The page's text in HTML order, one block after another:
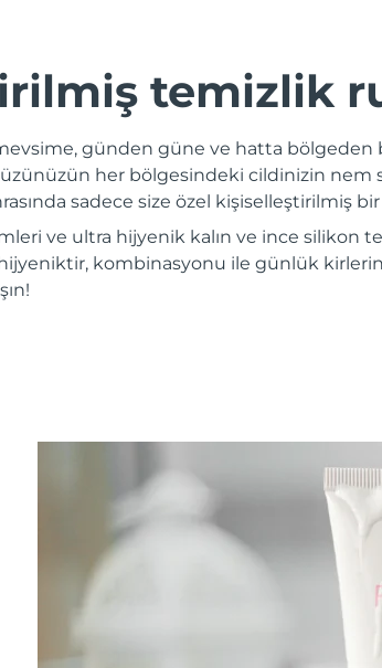
temizlik
günden güne ve hatta bölgeden
her bölgesindeki cildinizin nem
sadece size özel kişiselleştirilmiş
ve ultra hijyenik kalın ve ince silikon
kombinasyonu ile günlük